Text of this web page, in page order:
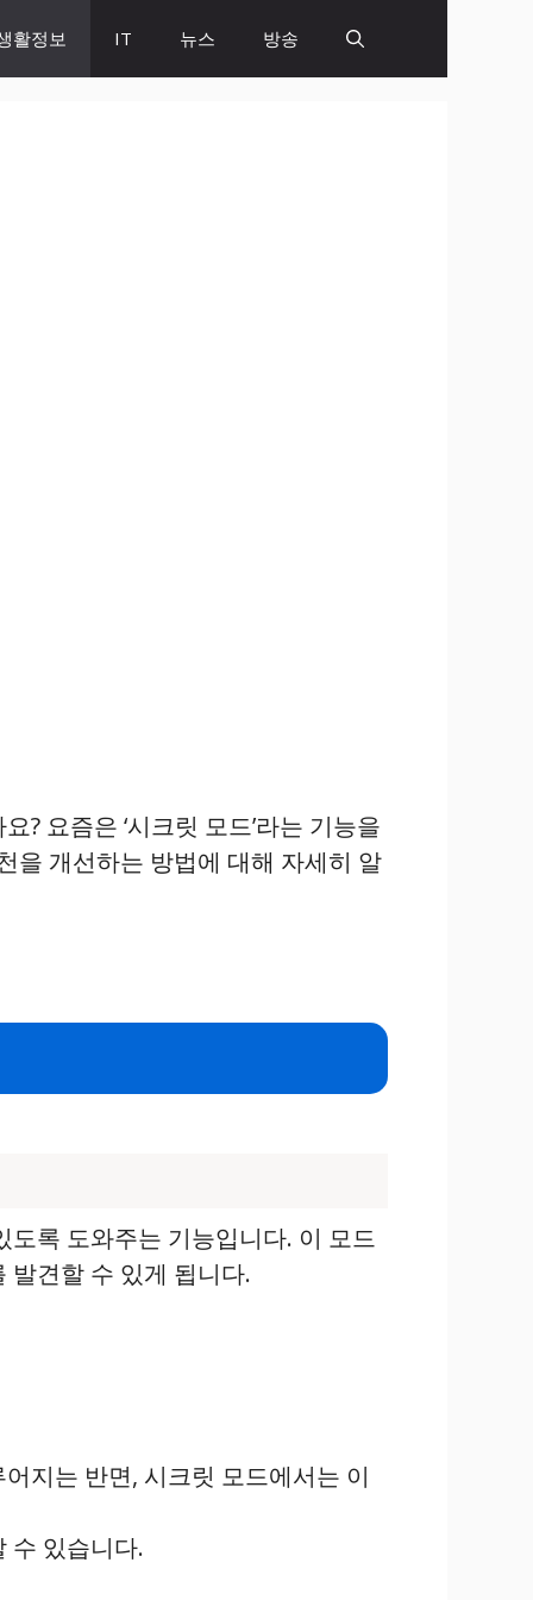
활정보 IT 뉴스 방송
요즘은 ‘시크릿 모드’라는 기능을
을 개선하는 방법에 대해 자세히 알
록 도와주는 기능입니다. 이 모드
발견할 수 있게 됩니다.
지는 반면, 시크릿 모드에서는 이
수 있습니다.